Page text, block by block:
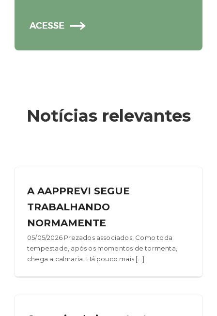
Notícias relevantes
A AAPPREVI SEGUE
TRABALHANDO
NORMAMENTE
05/05/2026 Prezados associados, Como toda
tempestade, após os momentos de tormenta,
chega a calmaria. Há pouco mais [...]